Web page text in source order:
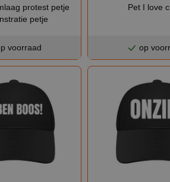
protest petje
petje
voorraad
Pet I love
op